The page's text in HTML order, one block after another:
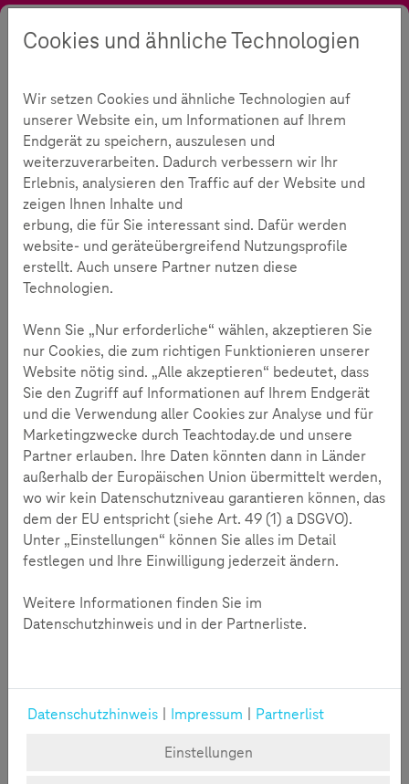
Suche Kontrast Sprache
Manipulation im Netz
Deep Fakes, Desinformation, Diskriminierung im
Netz - wird die digitale Welt immer mehr zu einem
Ort der Täuschungen und Hasstiraden?
im Netz sind allseits präsent, aggressiv und betreffen
nahezu jede Altersgruppe. Besonders die junge Zielgruppe
der 12- bis 16-Jährigen sucht im Netz Orientierung und
benötigt Aufklärung über die Risiken durch Manipulation im
Netz, aber zugleich auch Unterstützung, um digitale Medien
sicher zu nutzen.
Zustimmung erforderlich
Durch das Klicken auf "Video starten" wird das entsprechende Youtube-
Video eingeblendet. Wir möchten Sie darauf hinweisen, dass im Zuge
dessen Daten an Youtube übermittelt werden.
Soll das für alle externen Inhalte gelten, klicken Sie bitte auf "Cookies
verwalten".
Video Starten Cookies verwalten
Cookies und ähnliche Technologien
Wir setzen Cookies und ähnliche Technologien auf
unserer Website ein, um Informationen auf Ihrem
Endgerät zu speichern, auszulesen und
weiterzuverarbeiten. Dadurch verbessern wir Ihr
Erlebnis, analysieren den Traffic auf der Website und
zeigen Ihnen Inhalte und
erbung, die für Sie interessant sind. Dafür werden
website- und geräteübergreifend Nutzungsprofile
erstellt. Auch unsere Partner nutzen diese
Technologien.
Wenn Sie „Nur erforderliche“ wählen, akzeptieren Sie
nur Cookies, die zum richtigen Funktionieren unserer
Website nötig sind. „Alle akzeptieren“ bedeutet, dass
Sie den Zugriff auf Informationen auf Ihrem Endgerät
und die Verwendung aller Cookies zur Analyse und für
Marketingzwecke durch Teachtoday.de und unsere
Partner erlauben. Ihre Daten könnten dann in Länder
außerhalb der Europäischen Union übermittelt werden,
wo wir kein Datenschutzniveau garantieren können, das
dem der EU entspricht (siehe Art. 49 (1) a DSGVO).
Unter „Einstellungen“ können Sie alles im Detail
festlegen und Ihre Einwilligung jederzeit ändern.
Weitere Informationen finden Sie im
Datenschutzhinweis und in der Partnerliste.
Datenschutzhinweis Impressum
Partnerlist
Einstellungen